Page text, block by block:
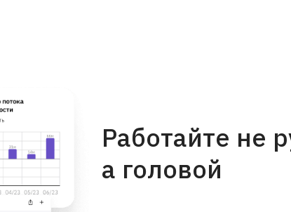
Работайте не
а головой